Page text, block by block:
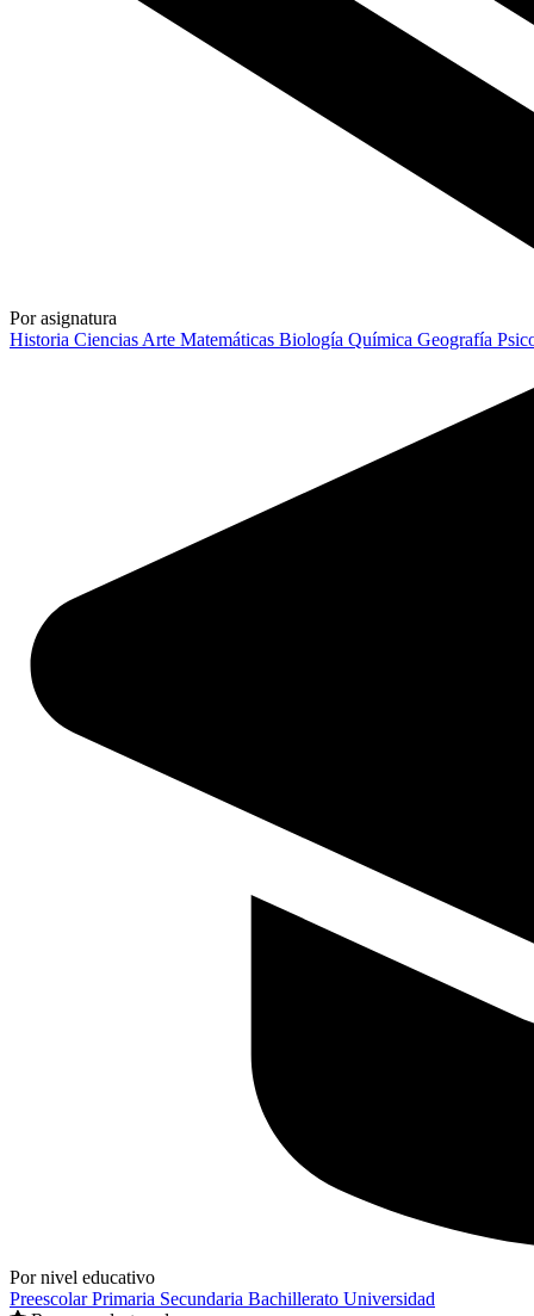
Por asignatura
Historia Ciencias Arte Matemáticas Biología Química Geografía
Por nivel educativo
PreescolarPrimaria Secundaria Bachillerato Universidad